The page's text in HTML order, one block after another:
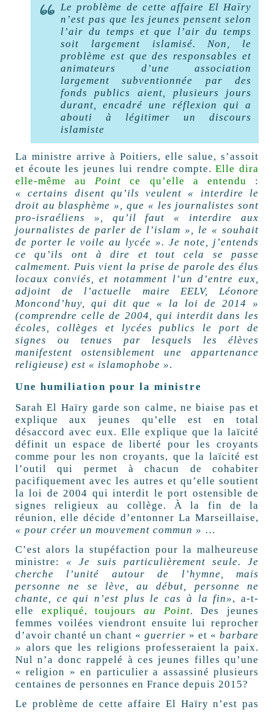
Le problème de cette affaire El Haïry
n’est pas que les jeunes pensent selon
l’air du temps et que l’air du temps
soit largement islamisé. Non, le
problème est que des responsables et
animateurs d’une association
largement subventionnée par des
fonds publics aient, plusieurs jours
durant, encadré une réflexion qui a
abouti à légitimer un discours
islamiste
La ministre arrive à Poitiers, elle salue, s’assoit
et écoute les jeunes lui rendre compte.Elledira
elle-même au Point ce qu’elle a entendu
:
« certains disent qu’ils veulent « interdire le
droit au blasphème », que « les journalistes sont
pro-israéliens », qu’il faut « interdire aux
journalistes de parler de l’islam », le « souhait
de porter le voile au lycée ». Je note, j’entends
ce qu’ils ont à dire et tout cela se passe
calmement. Puis vient la prise de parole des élus
locaux conviés, et notamment l’un d’entre eux,
adjoint de l’actuelle maire EELV, Léonore
Moncond’huy, qui dit que « la loi de 2014 »
(comprendre celle de 2004, qui interdit dans les
écoles, collèges et lycées publics le port de
signes ou tenues par lesquels les élèves
manifestent ostensiblement une appartenance
religieuse) est « islamophobe ».
Une humiliation pour la ministre
Sarah El Haïry garde son calme, ne biaise pas et
explique aux jeunes qu’elle est en total
désaccord avec eux. Elle explique que la laïcité
définit un espace de liberté pour les croyants
comme pour les non croyants, que la laïcité est
l’outil qui permet à chacun de cohabiter
pacifiquement avec les autres et qu’elle soutient
la loi de 2004 qui interdit le port ostensible de
signes religieux au collège. À la fin de la
réunion, elle décide d’entonner La Marseillaise,
« pour créer un mouvement commun » …
C’est alors la stupéfaction pour la malheureuse
ministre: « Je suis particulièrement seule. Je
cherche l’unité autour de l’hymne, mais
personne ne se lève, au début, personne ne
chante, ce qui n’est plus le cas à la fin», a-t-
elle expliqué, toujoursau Point. Des jeunes
femmes voilées viendront ensuite lui reprocher
d’avoir chanté un chant «guerrier » et «barbare
» alors que les religions professeraient la paix.
Nul n’a donc rappelé à ces jeunes filles qu’une
« religion » en particulier a assassiné plusieurs
centaines de personnes en France depuis 2015?
Le problème de cette affaire El Haïry n’est pas